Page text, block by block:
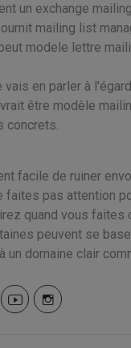
un exchange
mailing list
modele lettre
vais en parler à
être modèle
concrets.
facile de ruiner
faites pas attention
quand vous faites
peuvent se
un domaine clair